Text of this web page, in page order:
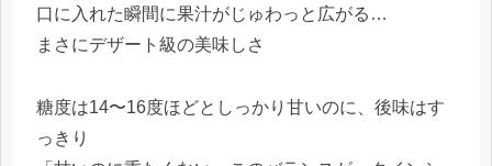
口に入れた瞬間に果汁がじゅわっと広がる…
まさにデザート級の美味しさ
糖度は14〜16度ほどとしっかり甘いのに、後味はす
っきり